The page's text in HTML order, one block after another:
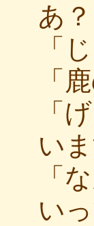
あ？
「
「
「
い
「
い